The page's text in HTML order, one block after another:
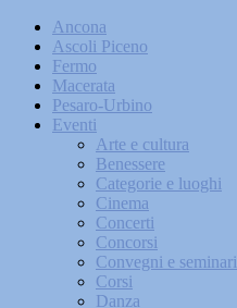
Ancona
Ascoli Piceno
Fermo
Macerata
Pesaro-Urbino
Eventi
Arte e cultura
Benessere
Categorie e luoghi
Cinema
Concerti
Concorsi
Convegni e seminari
Corsi
Danza